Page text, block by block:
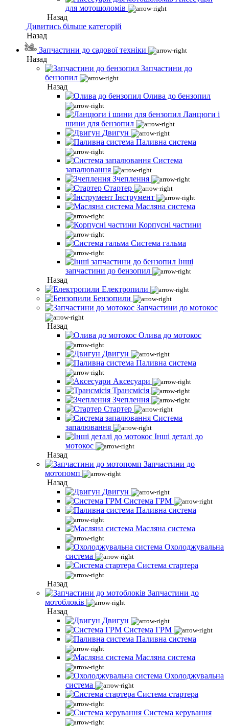
для мотошоломів
Назад
Дивитись більше категорій
Назад
Запчастини до садової техніки
Назад
Запчастини до
бензопил
Назад
Олива до бензопил
Ланцюги і
шини для бензопил
Двигун
Паливна система
Система
запалювання
Зчеплення
Стартер
Інструмент
Масляна система
Корпусні частини
Система гальма
Інші
запчастини до бензопил
Назад
Електропили
Бензопили
Запчастини до мотокос
Назад
Олива до мотокос
Двигун
Паливна система
Аксесуари
Трансмісія
Зчеплення
Стартер
Система
запалювання
Інші деталі до
мотокос
Назад
Запчастини до
мотопомп
Назад
Двигун
Система ГРМ
Паливна система
Масляна система
Охолоджувальна
система
Система стартера
Назад
Запчастини до
мотоблоків
Назад
Двигун
Система ГРМ
Паливна система
Масляна система
Охолоджувальна
система
Система стартера
Система керування